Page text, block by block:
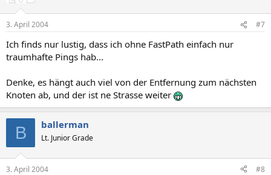
3. April 2004 #7
Ich finds nur lustig, dass ich ohne FastPath einfach nur
traumhafte Pings hab...
Denke, es hängt auch viel von der Entfernung zum nächsten
Knoten ab, und der ist ne Strasse weiter
B ballerman
Lt. Junior Grade
3. April 2004 #8